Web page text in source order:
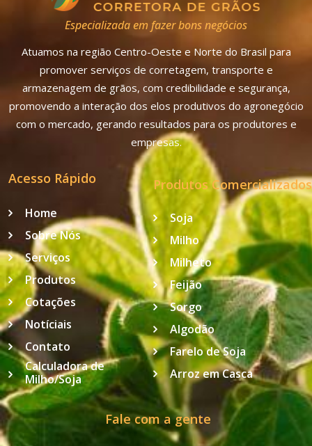
Especializada em fazer bons negócios
Atuamos na região Centro-Oeste e Norte do Brasil para
promover serviços de corretagem, transporte e
armazenagem de grãos, com credibilidade e segurança,
promovendo a interação dos elos produtivos do agronegócio
com o mercado, gerando resultados para os produtores e
empresas.
Acesso Rápido
Home
Sobre Nós
Serviços
Produtos
Cotações
Notíciais
Contato
Calculadora de
Milho/Soja
Produtos Comercializados
Soja
Milho
Milheto
Feijão
Sorgo
Algodão
Farelo de Soja
Arroz em Casca
Fale com a gente